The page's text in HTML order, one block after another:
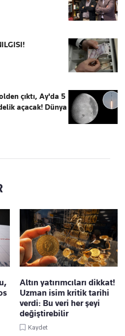
çıktı, Ay'da 5
açacak! Dünya
Altın yatırımcıları dikkat!
Uzman isim kritik tarihi
verdi: Bu veri her şeyi
değiştirebilir
Kaydet